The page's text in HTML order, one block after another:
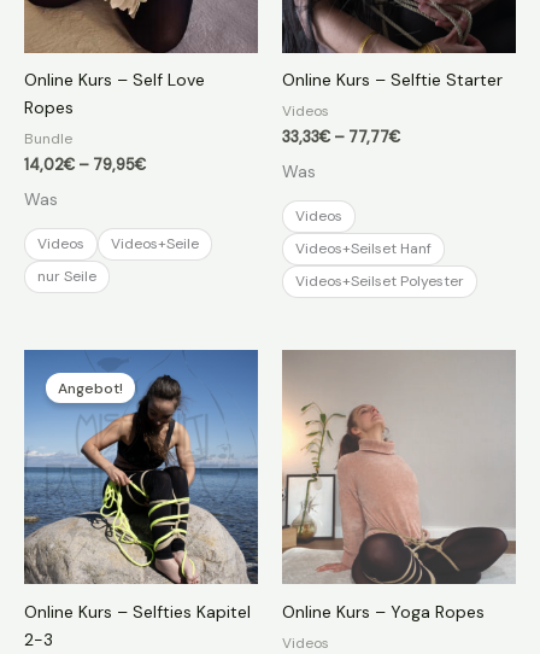
Online Kurs – Self Love
Ropes
Bundle
14,02€ – 79,95€Preisspanne:
Was
Videos
Videos+Seile
nur Seile
Online Kurs – Selftie Starter
Videos
33,33€ – 77,77€Preisspanne:
Was
Videos
Videos+Seilset Hanf
Videos+Seilset Polyester
Angebot!
Online Kurs – Selfties Kapitel
2-3
Online Kurs – Yoga Ropes
Videos